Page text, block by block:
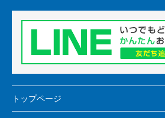
トップページ